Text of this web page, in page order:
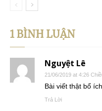
1 BÌNH LUẬN
Nguyệt Lê
21/06/2019 at 4:26
Bài viết thật bổ
Trả Lời